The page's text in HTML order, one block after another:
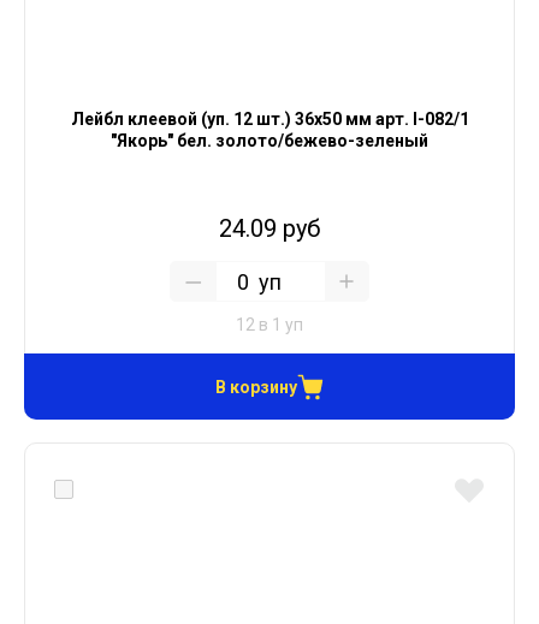
Лейбл клеевой (уп. 12 шт.) 36х50 мм арт. I-082/1
"Якорь" бел. золото/бежево-зеленый
24.09 руб
уп
12 в 1 уп
В корзину